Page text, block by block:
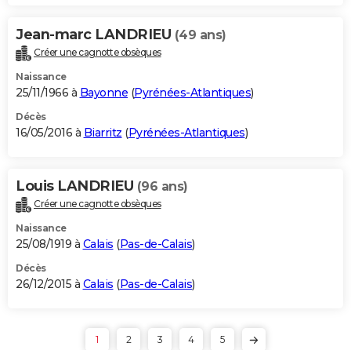
Jean-marc LANDRIEU (49 ans)
Créer une cagnotte obsèques
Naissance
25/11/1966 à Bayonne (Pyrénées-Atlantiques)
Décès
16/05/2016 à Biarritz (Pyrénées-Atlantiques)
Louis LANDRIEU (96 ans)
Créer une cagnotte obsèques
Naissance
25/08/1919 à Calais (Pas-de-Calais)
Décès
26/12/2015 à Calais (Pas-de-Calais)
1 2 3 4 5